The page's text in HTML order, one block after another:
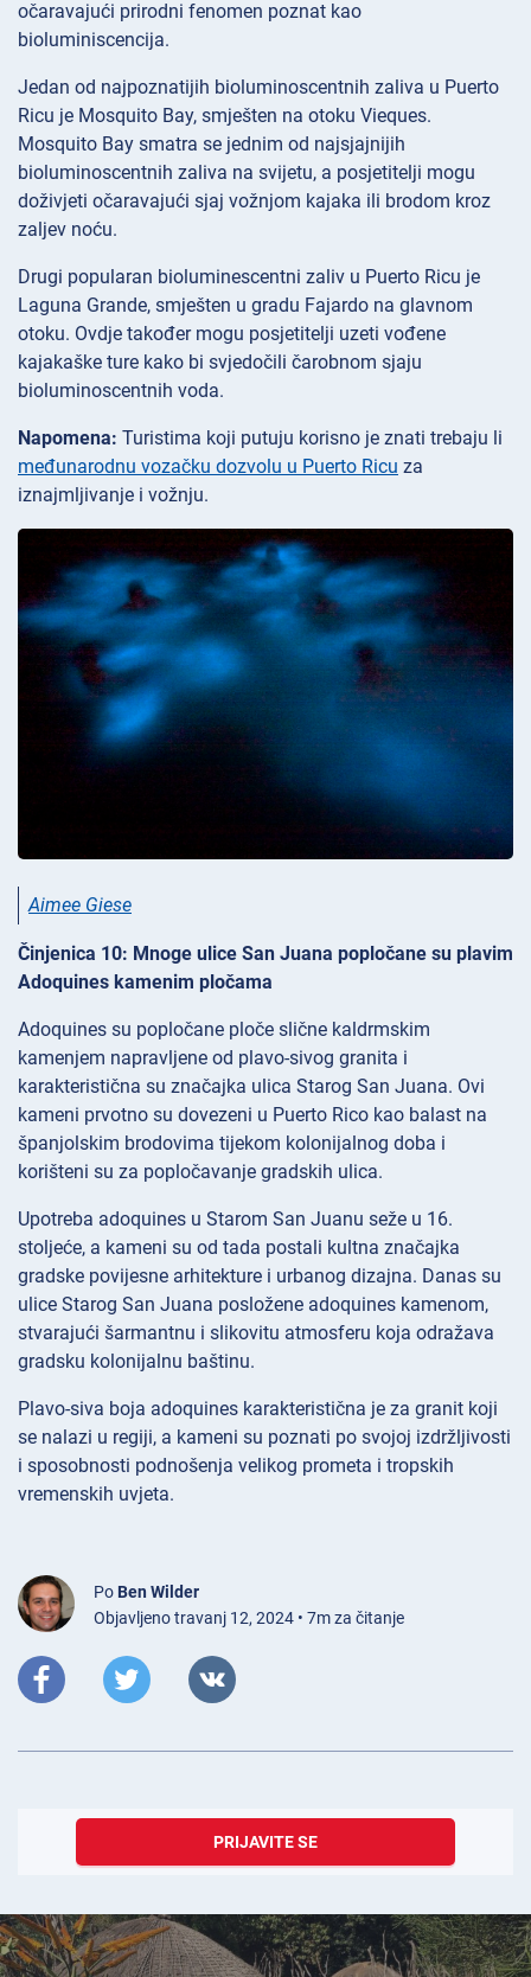
očaravajući prirodni fenomen poznat kao
bioluminiscencija.
Jedan od najpoznatijih bioluminoscentnih zaliva u Puerto
Ricu je Mosquito Bay, smješten na otoku Vieques.
Mosquito Bay smatra se jednim od najsjajnijih
bioluminoscentnih zaliva na svijetu, a posjetitelji mogu
doživjeti očaravajući sjaj vožnjom kajaka ili brodom kroz
zaljev noću.
Drugi popularan bioluminescentni zaliv u Puerto Ricu je
Laguna Grande, smješten u gradu Fajardo na glavnom
otoku. Ovdje također mogu posjetitelji uzeti vođene
kajakaške ture kako bi svjedočili čarobnom sjaju
bioluminoscentnih voda.
Napomena: Turistima koji putuju korisno je znati trebaju li
međunarodnu vozačku dozvolu u Puerto Ricu za
iznajmljivanje i vožnju.
Aimee Giese
Činjenica 10: Mnoge ulice San Juana popločane su plavim
Adoquines kamenim pločama
Adoquines su popločane ploče slične kaldrmskim
kamenjem napravljene od plavo-sivog granita i
karakteristična su značajka ulica Starog San Juana. Ovi
kameni prvotno su dovezeni u Puerto Rico kao balast na
španjolskim brodovima tijekom kolonijalnog doba i
korišteni su za popločavanje gradskih ulica.
Upotreba adoquines u Starom San Juanu seže u 16.
stoljeće, a kameni su od tada postali kultna značajka
gradske povijesne arhitekture i urbanog dizajna. Danas su
ulice Starog San Juana posložene adoquines kamenom,
stvarajući šarmantnu i slikovitu atmosferu koja odražava
gradsku kolonijalnu baštinu.
Plavo-siva boja adoquines karakteristična je za granit koji
se nalazi u regiji, a kameni su poznati po svojoj izdržljivosti
i sposobnosti podnošenja velikog prometa i tropskih
vremenskih uvjeta.
Po Ben Wilder
Objavljeno travanj 12, 2024 • 7m za čitanje
PRIJAVITE SE